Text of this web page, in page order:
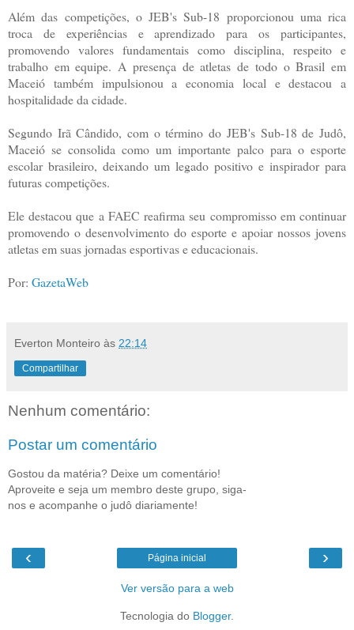
Além das competições, o JEB's Sub-18 proporcionou uma rica
troca de experiências e aprendizado para os participantes,
promovendo valores fundamentais como disciplina, respeito e
trabalho em equipe. A presença de atletas de todo o Brasil em
Maceió também impulsionou a economia local e destacou a
hospitalidade da cidade.
Segundo Irã Cândido, com o término do JEB's Sub-18 de Judô,
Maceió se consolida como um importante palco para o esporte
escolar brasileiro, deixando um legado positivo e inspirador para
futuras competições.
Ele destacou que a FAEC reafirma seu compromisso em continuar
promovendo o desenvolvimento do esporte e apoiar nossos jovens
atletas em suas jornadas esportivas e educacionais.
Por: GazetaWeb
Everton Monteiro às 22:14
Compartilhar
Nenhum comentário:
Postar um comentário
Gostou da matéria? Deixe um comentário!
Aproveite e seja um membro deste grupo, siga-
nos e acompanhe o judô diariamente!
‹ ›
Página inicial
Ver versão para a web
Tecnologia do Blogger.